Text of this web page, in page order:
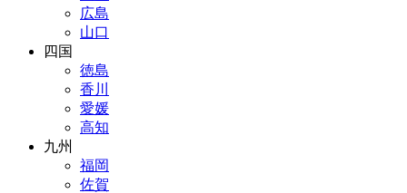
広島
山口
四国
徳島
香川
愛媛
高知
九州
福岡
佐賀